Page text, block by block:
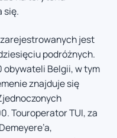
się.
jest
podróżnych.
obywateli Belgii, w tym
znajduje się
Touroperator TUI, za